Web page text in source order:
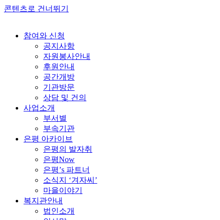
콘텐츠로 건너뛰기
참여와 신청
공지사항
자원봉사안내
후원안내
공간개방
기관방문
상담 및 건의
사업소개
부서별
부속기관
은평 아카이브
은평의 발자취
은평Now
은평’s 파트너
소식지 ‘겨자씨’
마을이야기
복지관안내
법인소개